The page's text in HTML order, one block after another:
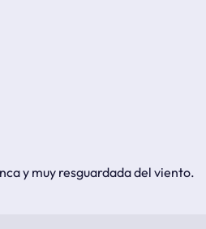
y muy resguardada del viento.